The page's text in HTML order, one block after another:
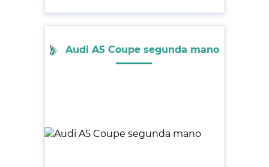
Audi A5 Coupe segunda mano